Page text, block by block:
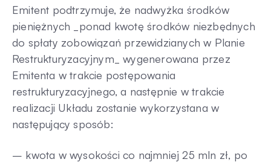
Emitent podtrzymuje, że nadwyżka środków
pieniężnych _ponad kwotę środków niezbędnych
do spłaty zobowiązań przewidzianych w Planie
Restrukturyzacyjnym_ wygenerowana przez
Emitenta w trakcie postępowania
restrukturyzacyjnego, a następnie w trakcie
realizacji Układu zostanie wykorzystana w
następujący sposób:
– kwota w wysokości co najmniej 25 mln zł, po